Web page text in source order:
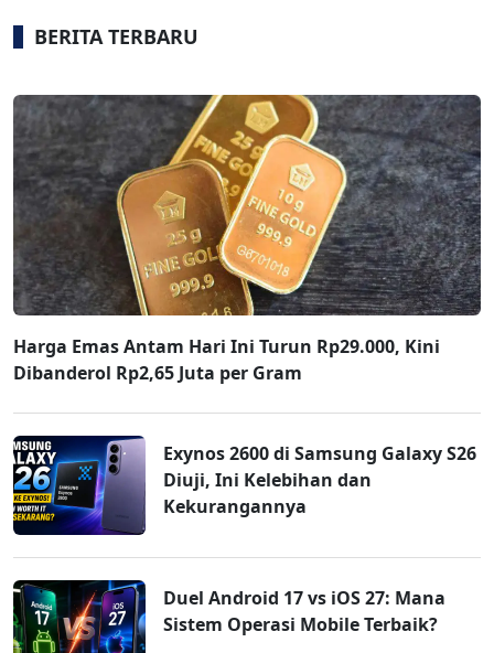
BERITA TERBARU
Harga Emas Antam Hari Ini Turun Rp29.000, Kini
Dibanderol Rp2,65 Juta per Gram
Exynos 2600 di Samsung Galaxy S26
Diuji, Ini Kelebihan dan
Kekurangannya
Duel Android 17 vs iOS 27: Mana
Sistem Operasi Mobile Terbaik?